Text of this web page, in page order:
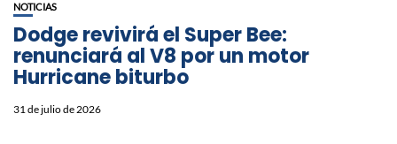
NOTICIAS
Dodge revivirá el Super Bee:
renunciará al V8 por un motor
Hurricane biturbo
31 de julio de 2026